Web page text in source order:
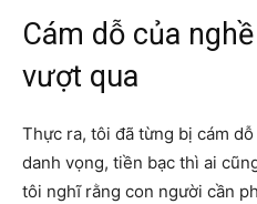
Cám dỗ của
vượt qua
Thực ra, tôi đã từng bị cám
danh vọng, tiền bạc thì ai
tôi nghĩ rằng con người cần